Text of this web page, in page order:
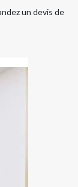
un devis de